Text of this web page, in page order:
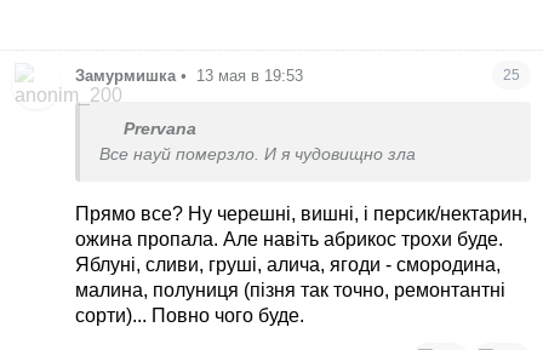
Замурмишка • 13 мая в 19:53 25
Prervana
Все науй померзло. И я чудовищно зла
Прямо все? Ну черешні, вишні, і персик/нектарин,
ожина пропала. Але навіть абрикос трохи буде.
Яблуні, сливи, груші, алича, ягоди - смородина,
малина, полуниця (пізня так точно, ремонтантні
сорти)... Повно чого буде.